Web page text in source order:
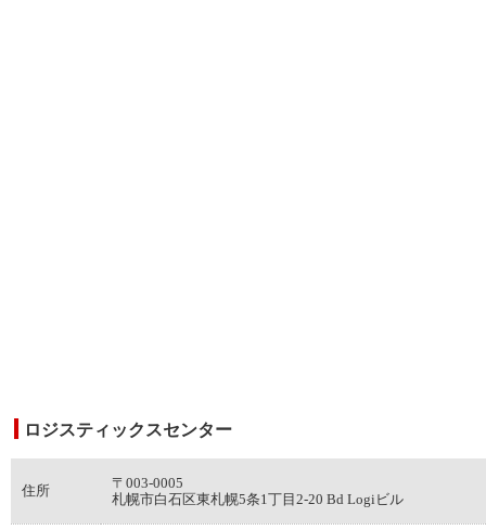
ロジスティックスセンター
住所
〒003-0005
札幌市白石区東札幌5条1丁目2-20 Bd Logiビル